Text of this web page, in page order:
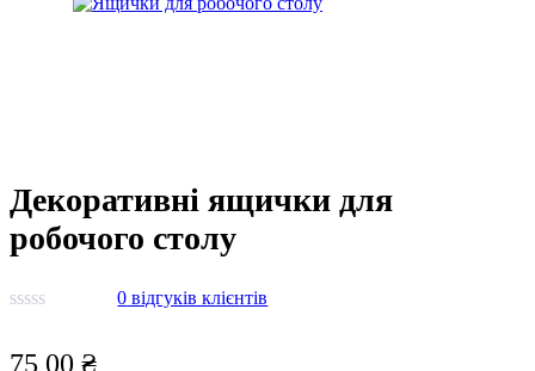
Декоративні ящички для
робочого столу
0 відгуків клієнтів
75,00 ₴